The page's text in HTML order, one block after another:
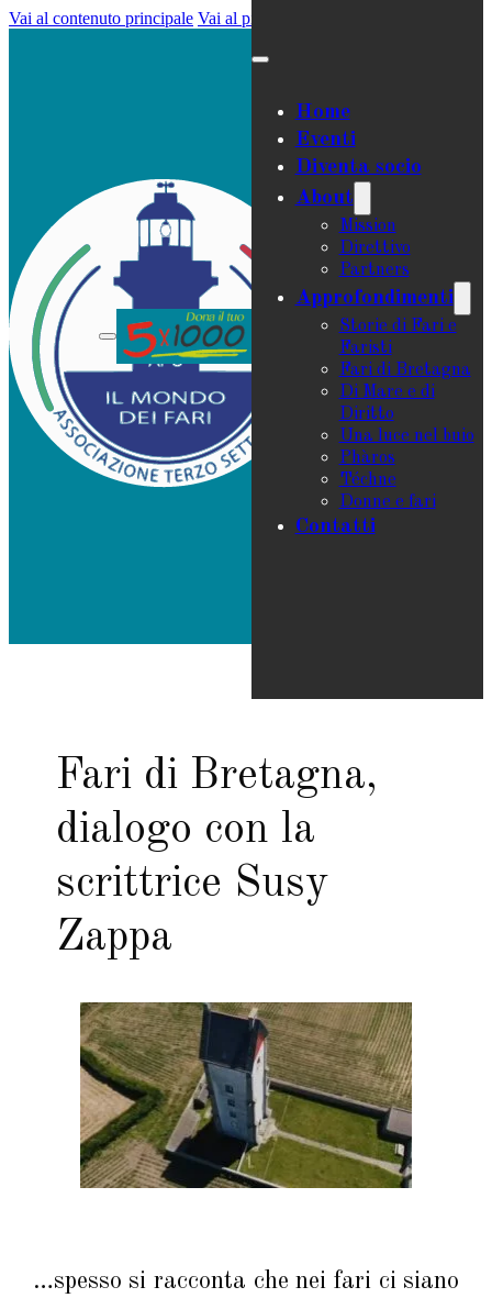
Vai al contenuto principale Vai al piè di pagina
Home
Eventi
Diventa socio
About
Mission
Direttivo
Partners
Approfondimenti
Storie di Fari e
Faristi
Fari di Bretagna
Di Mare e di
Diritto
Una luce nel buio
Phàros
Téchne
Donne e fari
Contatti
Fari di Bretagna,
dialogo con la
scrittrice Susy
Zappa
…spesso si racconta che nei fari ci siano